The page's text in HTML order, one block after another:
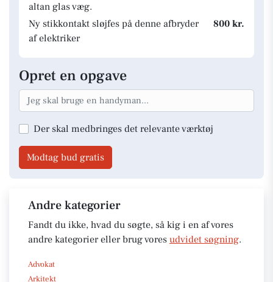
altan glas væg.
Ny stikkontakt sløjfes på denne afbryder
af elektriker
800 kr.
Opret en opgave
Der skal medbringes det relevante værktøj
Modtag bud gratis
Andre kategorier
Fandt du ikke, hvad du søgte, så kig i en af vores
andre kategorier eller brug vores udvidet søgning.
Advokat
Arkitekt